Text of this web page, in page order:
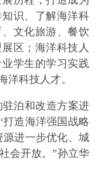
识、了解海洋科
文化旅游、餐饮
区；海洋科技人
学生的学习实践
洋科技人才。
驻泊和改造方案进
打造海洋强国战略
源进一步优化、城
会开放。”孙立华